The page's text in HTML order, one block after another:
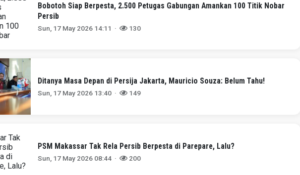
Bobotoh Siap Berpesta, 2.500 Petugas Gabungan Amankan 100 Titik Nobar
Persib
Sun, 17 May 2026 14:11 · 130
Ditanya Masa Depan di Persija Jakarta, Mauricio Souza: Belum Tahu!
Sun, 17 May 2026 13:40 · 149
PSM Makassar Tak Rela Persib Berpesta di Parepare, Lalu?
Sun, 17 May 2026 08:44 · 200